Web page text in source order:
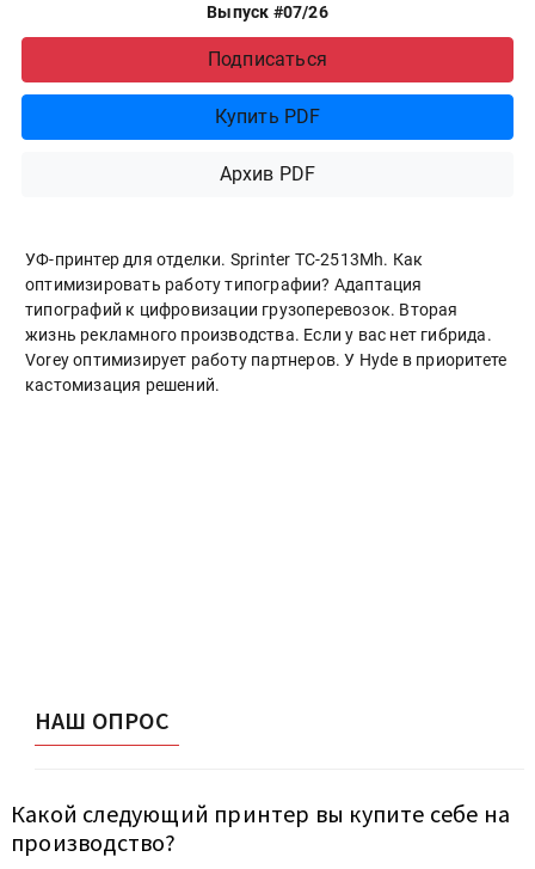
Выпуск #07/26
Подписаться
Купить PDF
Архив PDF
УФ-принтер для отделки. Sprinter ТС-2513Mh. Как
оптимизировать работу типографии? Адаптация
типографий к цифровизации грузоперевозок. Вторая
жизнь рекламного производства. Если у вас нет гибрида.
Vorey оптимизирует работу партнеров. У Hyde в приоритете
кастомизация решений.
НАШ ОПРОС
Какой следующий принтер вы купите себе на
производство?